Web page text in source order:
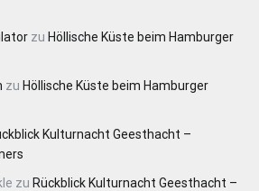
zu Höllische Küste beim Hamburger
zu Höllische Küste beim Hamburger
Kulturnacht Geesthacht –
zu Rückblick Kulturnacht Geesthacht –